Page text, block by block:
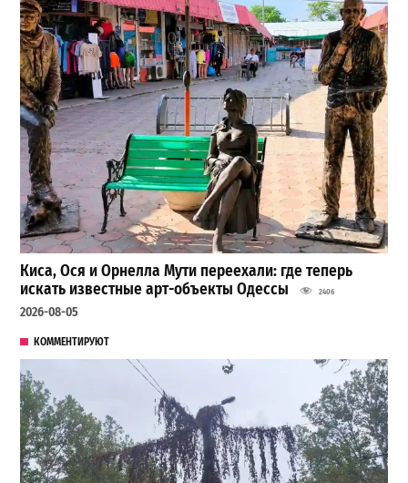
Киса, Ося и Орнелла Мути переехали: где теперь
искать известные арт-объекты Одессы
2406
2026-08-05
КОММЕНТИРУЮТ